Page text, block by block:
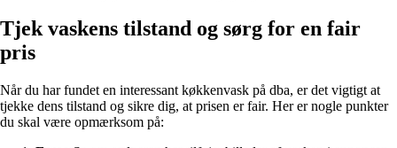
Tjek vaskens tilstand og sørg for en fair
pris
Når du har fundet en interessant køkkenvask på dba, er det vigtigt at
tjekke dens tilstand og sikre dig, at prisen er fair. Her er nogle punkter
du skal være opmærksom på: